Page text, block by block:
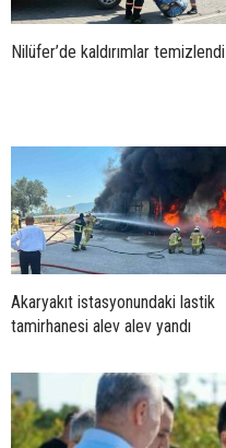
Nilüfer’de kaldırımlar temizlendi
Akaryakıt istasyonundaki lastik
tamirhanesi alev alev yandı